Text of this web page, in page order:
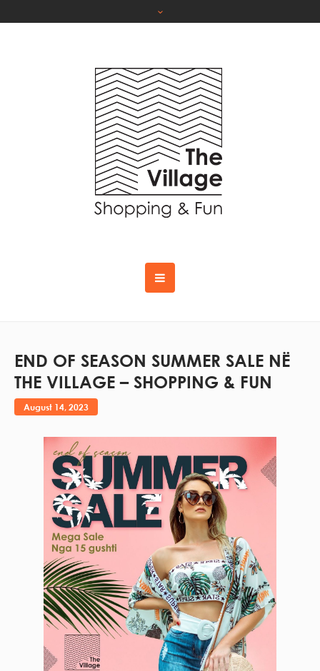
END OF SEASON SUMMER SALE NË
THE VILLAGE – SHOPPING & FUN
August 14, 2023